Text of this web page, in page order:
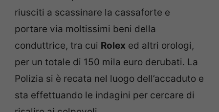
riusciti a scassinare la cassaforte e
portare via moltissimi beni della
conduttrice, tra cui Rolex ed altri orologi,
per un totale di 150 mila euro derubati. La
Polizia si è recata nel luogo dell’accaduto e
sta effettuando le indagini per cercare di